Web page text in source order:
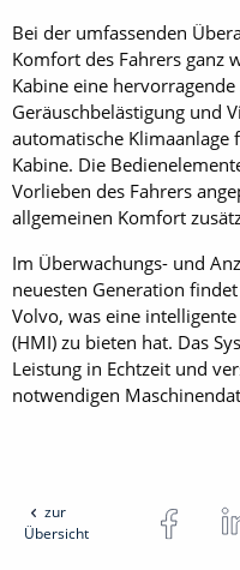
Bei der umfassenden
Komfort des Fahrers ganz
Kabine eine
Geräuschbelästigung und
automatische Klimaanlage
Kabine. Die
Vorlieben des Fahrers
allgemeinen Komfort
Im Überwachungs- und
neuesten Generation
Volvo, was eine
(HMI) zu bieten hat. Das
Leistung in Echtzeit und
notwendigen
zur
Übersicht